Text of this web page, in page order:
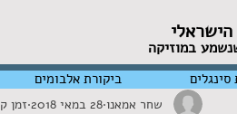
במוזיקה
שחר אמאנו 28 במאי 2018 זמן
ביקורת אלבומים סינגלים